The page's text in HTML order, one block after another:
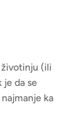
životinju (ili
je da se
ka